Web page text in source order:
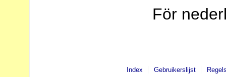
För
Index Gebruikerslijst